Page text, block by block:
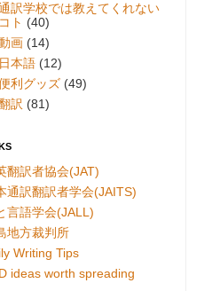
訳学校では教えてくれない
コト (40)
画 (14)
日本語 (12)
利グッズ (49)
訳 (81)
翻訳者協会(JAT)
通訳翻訳者学会(JAITS)
言語学会(JALL)
地方裁判所
Writing Tips
ideas worth spreading